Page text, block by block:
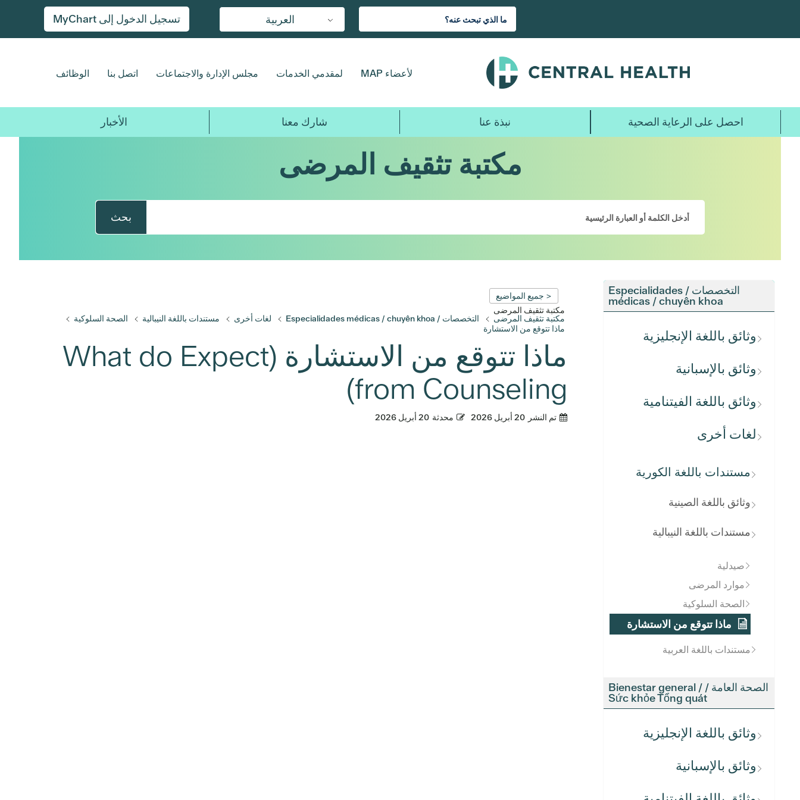
المحتوى
العربية تسجيل الدخول إلى MyChart
لأعضاء MAP لمقدمي الخدمات مجلس الإدارة والاجتماعات اتصل بنا الوظائف
احصل على الرعاية الصحية نبذة عنا شارك معنا الأخبار
مكتبة تثقيف المرضى
بحث
التخصصات / Especialidades
médicas / chuyên khoa
وثائق باللغة الإنجليزية
وثائق بالإسبانية
وثائق باللغة الفيتنامية
لغات أخرى
مستندات باللغة الكورية
وثائق باللغة الصينية
مستندات باللغة النيبالية
صيدلية
موارد المرضى
الصحة السلوكية
ماذا تتوقع من الاستشارة
مستندات باللغة العربية
الصحة العامة / Bienestar general /
Sức khỏe Tổng quát
وثائق باللغة الإنجليزية
وثائق بالإسبانية
< جميع المواضيع
مكتبة تثقيف المرضى
مكتبة تثقيف المرضى التخصصات / Especialidades médicas / chuyên khoa لغات أخرى مستندات باللغة النيبالية
الصحة السلوكية
ماذا تتوقع من الاستشارة
ماذا تتوقع من الاستشارة (What do Expect
from Counseling)
تم النشر 20 أبريل 2026 محدثة 20 أبريل 2026